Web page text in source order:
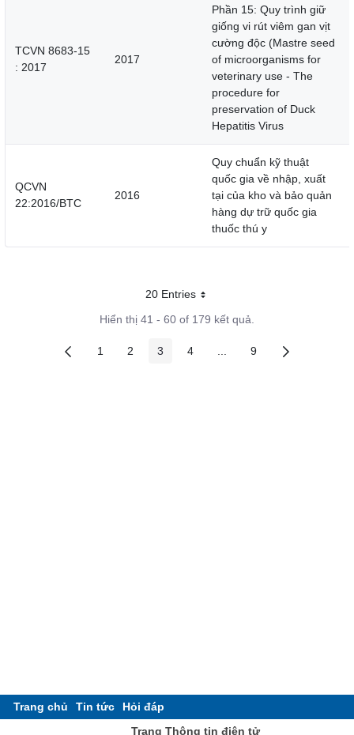
TCVN 8683-15
: 2017
2017
Phần 15: Quy trình giữ
giống vi rút viêm gan vịt
cường độc (Mastre seed
of microorganisms for
veterinary use - The
procedure for
preservation of Duck
Hepatitis Virus
QCVN
22:2016/BTC
2016
Quy chuẩn kỹ thuật
quốc gia về nhập, xuất
tại của kho và bảo quản
hàng dự trữ quốc gia
thuốc thú y
20 EntriesMỗi trang
Hiển thị 41 - 60 of 179 kết quả.
Các trang trên cổng
1 Các trang trên cổng
2 Các trang trên cổng
3 Các trang trên cổng
4 Các trang trung gian
Các trang trên cổng
9
Trang chủ Tin tức
Hỏi đáp
Trang Thông tin điện tử